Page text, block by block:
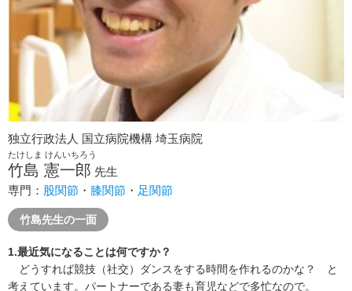
独立行政法人 国立病院機構 埼玉病院
たけしま けんいちろう
竹島 憲一郎 先生
専門： 股関節 ・ 膝関節 ・ 足関節
竹島先生の一面
1.最近気になることは何ですか？
どうすれば競技（社交）ダンスをする時間を作れるのかな？ と
考えています。パートナーである妻も育児などで多忙なので。